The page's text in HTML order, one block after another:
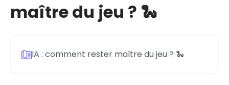
maître du jeu ? 🐍
IA : comment rester maître du jeu ? 🐍